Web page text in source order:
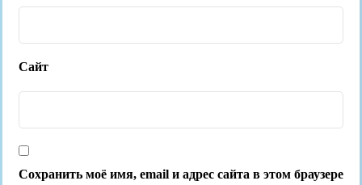
Сайт
Сохранить моё имя, email и адрес сайта в этом браузере